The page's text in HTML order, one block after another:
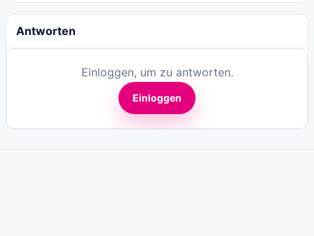
Antworten
Einloggen, um zu antworten.
Einloggen